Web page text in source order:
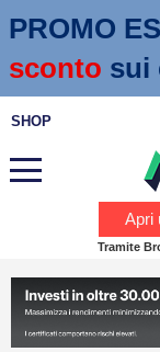
PROMO
sconto sui
SHOP
Calendario
Webinar
Apri
Tramite